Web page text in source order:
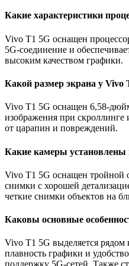
Какие характеристики
Vivo T1 5G оснащен
5G-соединение и
высоким качеством графики.
Какой размер экрана у Vivo
Vivo T1 5G оснащен 6,58-
изображения при скроллинге
от царапин и повреждений.
Какие камеры установлены
Vivo T1 5G оснащен тройной
снимки с хорошей
четкие снимки объектов на
Каковы основные
Vivo T1 5G выделяется
плавность графики и